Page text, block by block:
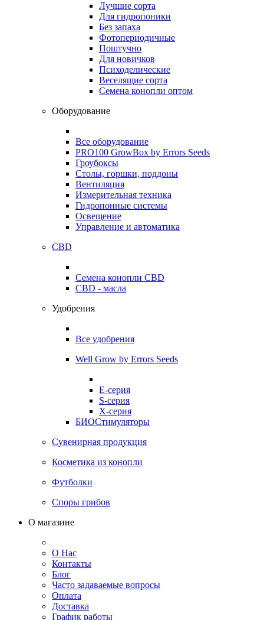
Лучшие сорта
Для гидропоники
Без запаха
Фотопериодичные
Поштучно
Для новичков
Психоделические
Веселящие сорта
Семена конопли оптом
Оборудование
Все оборудование
PRO100 GrowBox by Errors Seeds
Гроубоксы
Столы, горшки, поддоны
Вентиляция
Измерительная техника
Гидропонные системы
Освещение
Управление и автоматика
CBD
Семена конопли CBD
CBD - масла
Удобрения
Все удобрения
Well Grow by Errors Seeds
E-серия
S-серия
X-серия
БИОСтимуляторы
Сувенирная продукция
Косметика из конопли
Футболки
Споры грибов
О магазине
О Нас
Контакты
Блог
Часто задаваемые вопросы
Оплата
Доставка
График работы